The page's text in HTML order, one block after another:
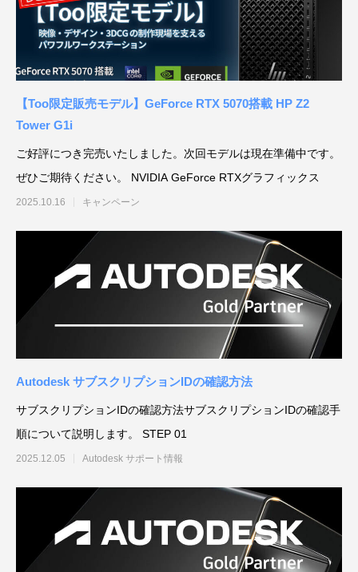
【Too限定販売モデル】GeForce RTX 5070搭載 HP Z2
Tower G1i
ご好評につき完売いたしました。次回モデルは現在準備中です。
ぜひご期待ください。 NVIDIA GeForce RTXグラフィックス
2025.10.16 キャンペーン
Autodesk サブスクリプションIDの確認方法
サブスクリプションIDの確認方法サブスクリプションIDの確認手
順について説明します。 STEP 01
2025.12.05 Autodesk サポート情報